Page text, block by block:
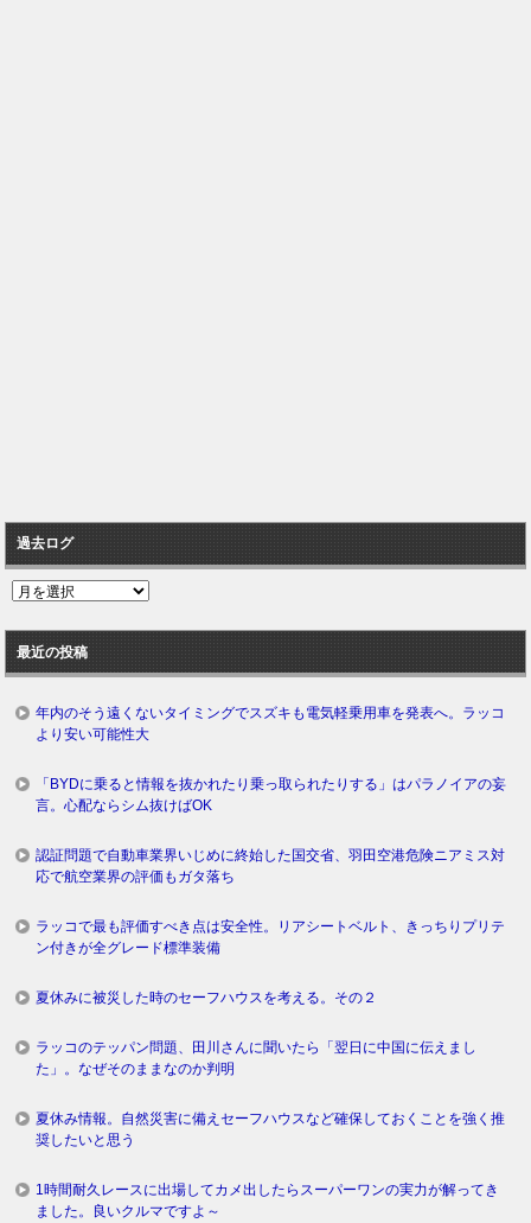
過去ログ
過
ロ
グ
最近の投稿
年内のそう遠くないタイミングでスズキも電気軽乗用車を発表へ。ラッコ
より安い可能性大
「BYDに乗ると情報を抜かれたり乗っ取られたりする」はパラノイアの妄
言。心配ならシム抜けばOK
認証問題で自動車業界いじめに終始した国交省、羽田空港危険ニアミス対
応で航空業界の評価もガタ落ち
ラッコで最も評価すべき点は安全性。リアシートベルト、きっちりプリテ
ン付きが全グレード標準装備
夏休みに被災した時のセーフハウスを考える。その２
ラッコのテッパン問題、田川さんに聞いたら「翌日に中国に伝えまし
た」。なぜそのままなのか判明
夏休み情報。自然災害に備えセーフハウスなど確保しておくことを強く推
奨したいと思う
1時間耐久レースに出場してカメ出したらスーパーワンの実力が解ってき
ました。良いクルマですよ～